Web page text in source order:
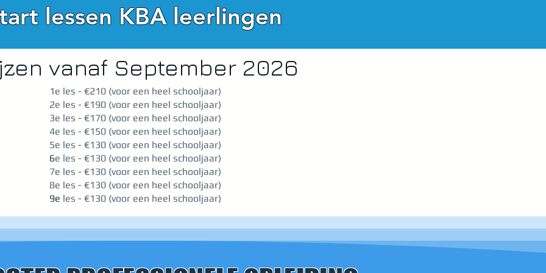
lessen KBA leerlingen
vanaf September 2026
1e les - €210 (voor een heel schooljaar)
2e les - €190 (voor een heel schooljaar)
3e les - €170 (voor een heel schooljaar)
4e les - €150 (voor een heel schooljaar)
5e les - €130 (voor een heel schooljaar)
​6e les - €130 (voor een heel schooljaar)
7e les - €130 (voor een heel schooljaar)
8e les - €130 (voor een heel schooljaar)
9e les - €130 (voor een heel schooljaar)